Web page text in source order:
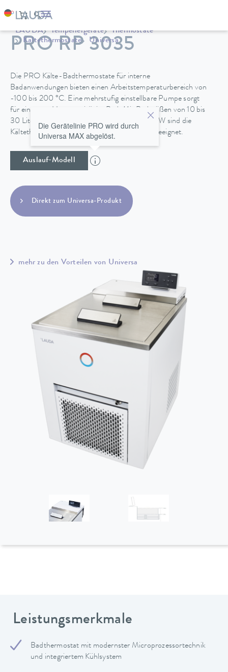
LAUDA Temperiergeräte
Thermostate
Kältethermostate
Universa
PRO RP 3035
Die PRO Kälte-Badthermostate für interne
Badanwendungen bieten einen Arbeitstemperaturbereich von
-100 bis 200 °C. Eine mehrstufig einstellbare Pumpe sorgt
für eine gute Homogenität im Bad. Mit Badgrößen von 10 bis
30 Litern und Kälteleistungen von 0,4 bis 1,5 kW sind die
Kältethermostat für vielfältige Anwendungen geeignet.
Auslauf-Modell
Die Gerätelinie PRO wird durch
Universa MAX abgelöst.
Direkt zum Universa-Produkt
mehr zu den Vorteilen von Universa
Leistungsmerkmale
Badthermostat mit modernster Microprozessortechnik
und integriertem Kühlsystem